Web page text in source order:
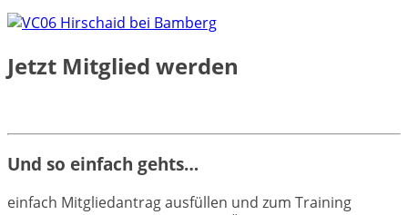
Jetzt Mitglied werden
Und so einfach gehts…
einfach Mitgliedantrag ausfüllen und zum Training